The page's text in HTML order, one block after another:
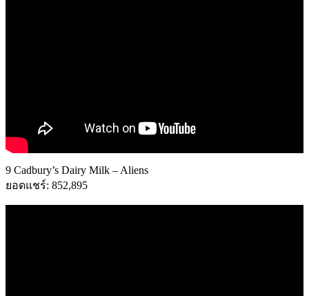
9 Cadbury’s Dairy Milk – Aliens
ยอดแชร์: 852,895